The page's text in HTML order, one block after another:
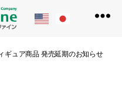
ギュア商品 発売延期のお知らせ